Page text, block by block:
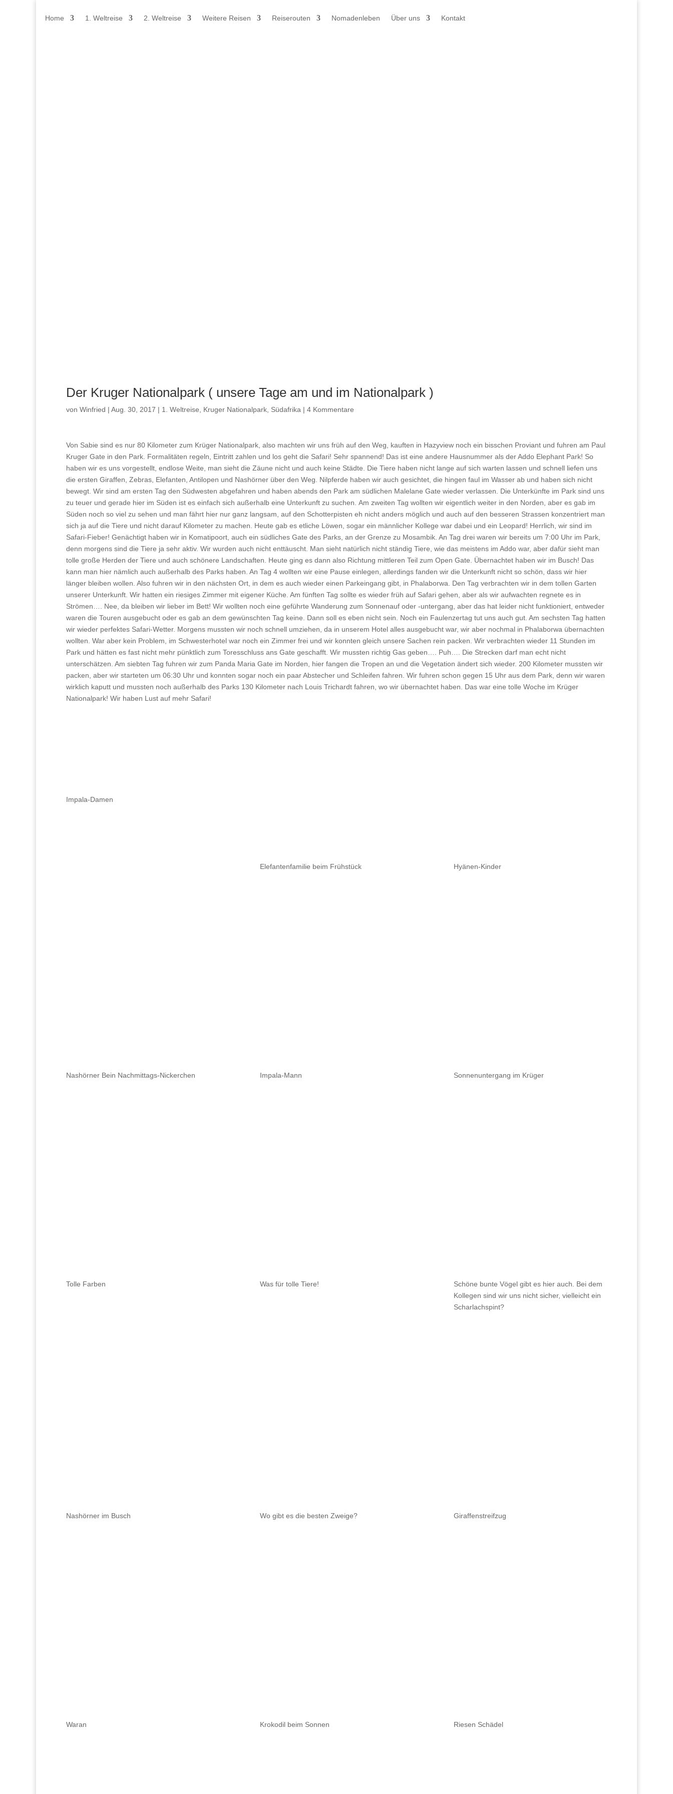
Home 1. Weltreise 2. Weltreise Weitere Reisen Reiserouten Nomadenleben Über uns Kontakt
Der Kruger Nationalpark ( unsere Tage am und im Nationalpark )
von Winfried | Aug. 30, 2017 | 1. Weltreise Kruger Nationalpark Südafrika | 4 Kommentare
Von Sabie sind es nur 80 Kilometer zum Krüger Nationalpark, also machten wir uns früh auf den Weg, kauften in Hazyview noch ein bisschen Proviant und fuhren am Paul
Kruger Gate in den Park. Formalitäten regeln, Eintritt zahlen und los geht die Safari! Sehr spannend! Das ist eine andere Hausnummer als der Addo Elephant Park! So
haben wir es uns vorgestellt, endlose Weite, man sieht die Zäune nicht und auch keine Städte. Die Tiere haben nicht lange auf sich warten lassen und schnell liefen uns
die ersten Giraffen, Zebras, Elefanten, Antilopen und Nashörner über den Weg. Nilpferde haben wir auch gesichtet, die hingen faul im Wasser ab und haben sich nicht
bewegt. Wir sind am ersten Tag den Südwesten abgefahren und haben abends den Park am südlichen Malelane Gate wieder verlassen. Die Unterkünfte im Park sind uns
zu teuer und gerade hier im Süden ist es einfach sich außerhalb eine Unterkunft zu suchen. Am zweiten Tag wollten wir eigentlich weiter in den Norden, aber es gab im
Süden noch so viel zu sehen und man fährt hier nur ganz langsam, auf den Schotterpisten eh nicht anders möglich und auch auf den besseren Strassen konzentriert man
sich ja auf die Tiere und nicht darauf Kilometer zu machen. Heute gab es etliche Löwen, sogar ein männlicher Kollege war dabei und ein Leopard! Herrlich, wir sind im
Safari-Fieber! Genächtigt haben wir in Komatipoort, auch ein südliches Gate des Parks, an der Grenze zu Mosambik. An Tag drei waren wir bereits um 7:00 Uhr im Park,
denn morgens sind die Tiere ja sehr aktiv. Wir wurden auch nicht enttäuscht. Man sieht natürlich nicht ständig Tiere, wie das meistens im Addo war, aber dafür sieht man
tolle große Herden der Tiere und auch schönere Landschaften. Heute ging es dann also Richtung mittleren Teil zum Open Gate. Übernachtet haben wir im Busch! Das
kann man hier nämlich auch außerhalb des Parks haben. An Tag 4 wollten wir eine Pause einlegen, allerdings fanden wir die Unterkunft nicht so schön, dass wir hier
länger bleiben wollen. Also fuhren wir in den nächsten Ort, in dem es auch wieder einen Parkeingang gibt, in Phalaborwa. Den Tag verbrachten wir in dem tollen Garten
unserer Unterkunft. Wir hatten ein riesiges Zimmer mit eigener Küche. Am fünften Tag sollte es wieder früh auf Safari gehen, aber als wir aufwachten regnete es in
Strömen…. Nee, da bleiben wir lieber im Bett! Wir wollten noch eine geführte Wanderung zum Sonnenauf oder -untergang, aber das hat leider nicht funktioniert, entweder
waren die Touren ausgebucht oder es gab an dem gewünschten Tag keine. Dann soll es eben nicht sein. Noch ein Faulenzertag tut uns auch gut. Am sechsten Tag hatten
wir wieder perfektes Safari-Wetter. Morgens mussten wir noch schnell umziehen, da in unserem Hotel alles ausgebucht war, wir aber nochmal in Phalaborwa übernachten
wollten. War aber kein Problem, im Schwesterhotel war noch ein Zimmer frei und wir konnten gleich unsere Sachen rein packen. Wir verbrachten wieder 11 Stunden im
Park und hätten es fast nicht mehr pünktlich zum Toresschluss ans Gate geschafft. Wir mussten richtig Gas geben…. Puh…. Die Strecken darf man echt nicht
unterschätzen. Am siebten Tag fuhren wir zum Panda Maria Gate im Norden, hier fangen die Tropen an und die Vegetation ändert sich wieder. 200 Kilometer mussten wir
packen, aber wir starteten um 06:30 Uhr und konnten sogar noch ein paar Abstecher und Schleifen fahren. Wir fuhren schon gegen 15 Uhr aus dem Park, denn wir waren
wirklich kaputt und mussten noch außerhalb des Parks 130 Kilometer nach Louis Trichardt fahren, wo wir übernachtet haben. Das war eine tolle Woche im Krüger
Nationalpark! Wir haben Lust auf mehr Safari!
Impala-Damen
Elefantenfamilie beim Frühstück Hyänen-Kinder
Nashörner Bein Nachmittags-Nickerchen Impala-Mann Sonnenuntergang im Krüger
Tolle Farben Was für tolle Tiere!
Schöne bunte Vögel gibt es hier auch. Bei dem
Kollegen sind wir uns nicht sicher, vielleicht ein
Scharlachspint?
Nashörner im Busch Wo gibt es die besten Zweige? Giraffenstreifzug
Waran Krokodil beim Sonnen Riesen Schädel